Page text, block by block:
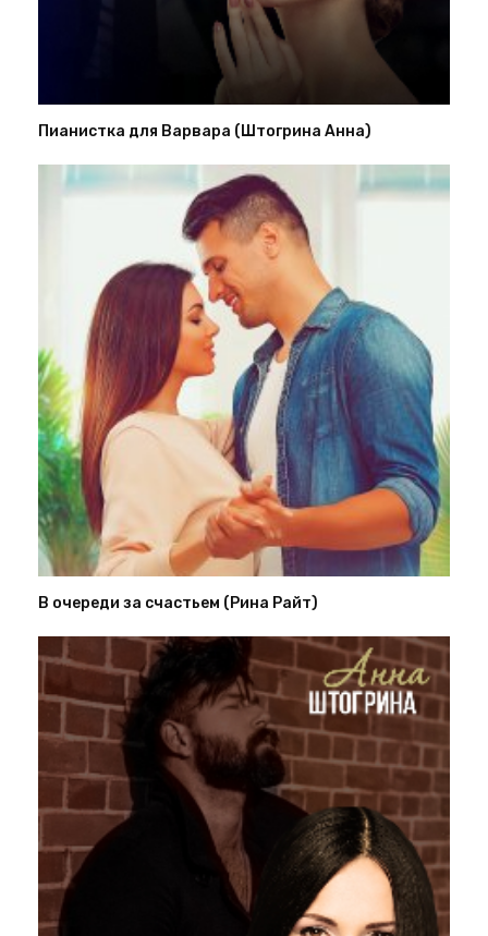
Пианистка для Варвара (Штогрина Анна)
В очереди за счастьем (Рина Райт)